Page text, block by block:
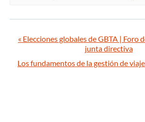
« Elecciones globales de GBTA | Foro
junta directiva
Los fundamentos de la gestión de